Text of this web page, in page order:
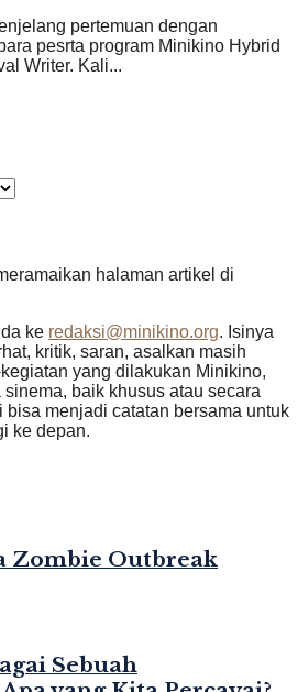
pertemuan dengan
pesrta program Minikino Hybrid
Writer. Kali...
halaman artikel di
ke redaksi@minikino.org. Isinya
kritik, saran, asalkan masih
yang dilakukan Minikino,
baik khusus atau secara
bisa menjadi catatan bersama untuk
ke depan.
Zombie Outbreak
Sebuah